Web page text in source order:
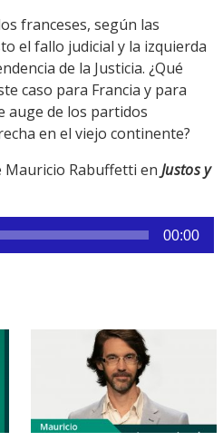
franceses, según las
el fallo judicial y la izquierda
de la Justicia. ¿Qué
caso para Francia y para
auge de los partidos
en el viejo continente?
Mauricio Rabuffetti en Justos y
00:00